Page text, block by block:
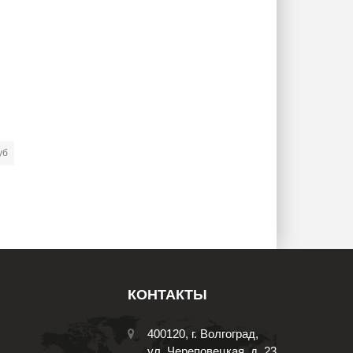
КОНТАКТЫ
400120, г. Волгоград,